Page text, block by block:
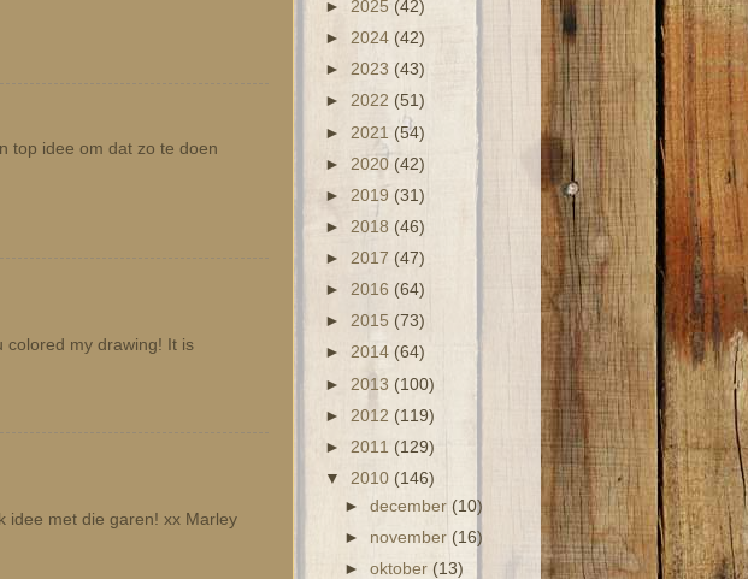
top idee om dat zo te doen
colored my drawing! It is
idee met die garen! xx Marley
► 2025 (42)
► 2024 (42)
► 2023 (43)
► 2022 (51)
► 2021 (54)
► 2020 (42)
► 2019 (31)
► 2018 (46)
► 2017 (47)
► 2016 (64)
► 2015 (73)
► 2014 (64)
► 2013 (100)
► 2012 (119)
► 2011 (129)
▼ 2010 (146)
►december(10)
► november (16)
►oktober (13)